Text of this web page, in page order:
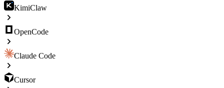
KimiClaw
OpenCode
Claude Code
Cursor